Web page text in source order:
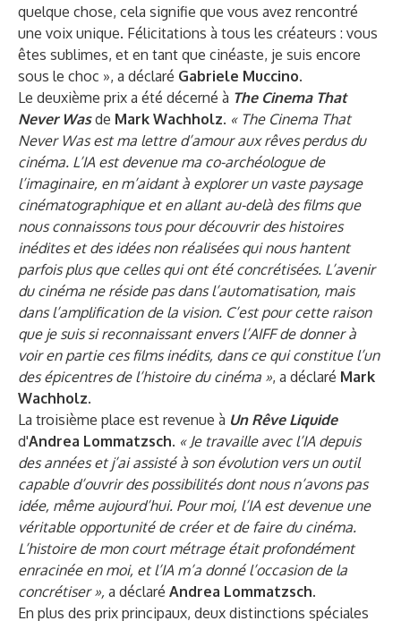
quelque chose, cela signifie que vous avez rencontré
une voix unique. Félicitations à tous les créateurs : vous
êtes sublimes, et en tant que cinéaste, je suis encore
sous le choc », a déclaré Gabriele Muccino.
Le deuxième prix a été décerné à The Cinema That
Never Was de Mark Wachholz. « The Cinema That
Never Was est ma lettre d’amour aux rêves perdus du
cinéma. L’IA est devenue ma co-archéologue de
l’imaginaire, en m’aidant à explorer un vaste paysage
cinématographique et en allant au-delà des films que
nous connaissons tous pour découvrir des histoires
inédites et des idées non réalisées qui nous hantent
parfois plus que celles qui ont été concrétisées. L’avenir
du cinéma ne réside pas dans l’automatisation, mais
dans l’amplification de la vision. C’est pour cette raison
que je suis si reconnaissant envers l’AIFF de donner à
voir en partie ces films inédits, dans ce qui constitue l’un
des épicentres de l’histoire du cinéma », a déclaré Mark
Wachholz.
La troisième place est revenue à Un Rêve Liquide
d'Andrea Lommatzsch. « Je travaille avec l’IA depuis
des années et j’ai assisté à son évolution vers un outil
capable d’ouvrir des possibilités dont nous n’avons pas
idée, même aujourd’hui. Pour moi, l’IA est devenue une
véritable opportunité de créer et de faire du cinéma.
L’histoire de mon court métrage était profondément
enracinée en moi, et l’IA m’a donné l’occasion de la
concrétiser », a déclaré Andrea Lommatzsch.
En plus des prix principaux, deux distinctions spéciales